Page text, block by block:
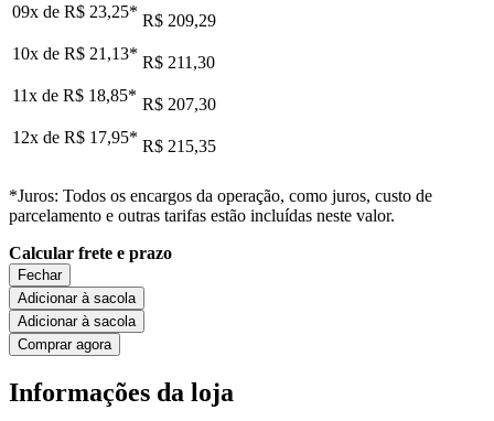
09x de R$ 23,25* R$ 209,29
10x de R$ 21,13* R$ 211,30
11x de R$ 18,85* R$ 207,30
12x de R$ 17,95* R$ 215,35
*Juros: Todos os encargos da operação, como juros, custo de
parcelamento e outras tarifas estão incluídas neste valor.
Calcular frete e prazo
Fechar
Adicionar à sacola
Adicionar à sacola
Comprar agora
Informações da loja